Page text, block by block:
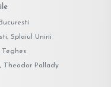
Splaiul Unirii
Teghes
Theodor Pallady